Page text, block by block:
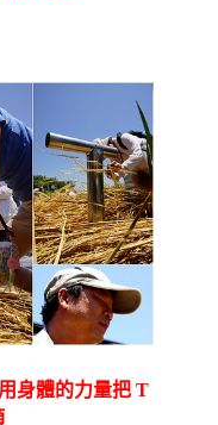
身體的力量把 T